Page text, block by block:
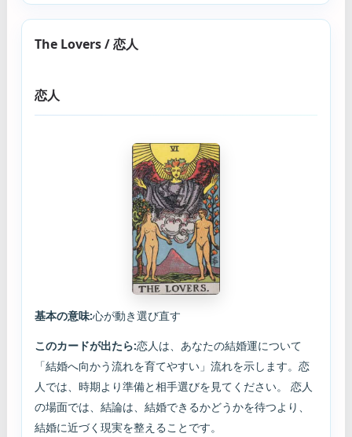
The Lovers / 恋人
恋人
基本の意味:心が動き選び直す
このカードが出たら:恋人は、あなたの結婚運について
「結婚へ向かう流れを育てやすい」流れを示します。恋
人では、時期より準備と相手選びを見てください。 恋人
の場面では、結論は、結婚できるかどうかを待つより、
結婚に近づく現実を整えることです。